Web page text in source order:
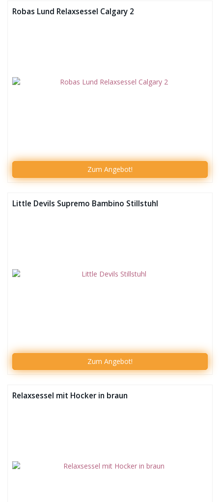
Robas Lund Relaxsessel Calgary 2
Zum Angebot!
Little Devils Supremo Bambino Stillstuhl
Zum Angebot!
Relaxsessel mit Hocker in braun